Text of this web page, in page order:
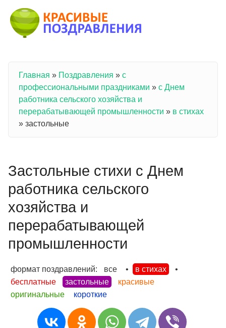
Вы здесь
Главная » Поздравления » с
профессиональными праздниками » с Днем
работника сельского хозяйства и
перерабатывающей промышленности » в стихах
» застольные
Застольные стихи с Днем
работника сельского
хозяйства и
перерабатывающей
промышленности
формат поздравлений: все • в стихах
•
бесплатные
застольные
красивые
оригинальные
короткие